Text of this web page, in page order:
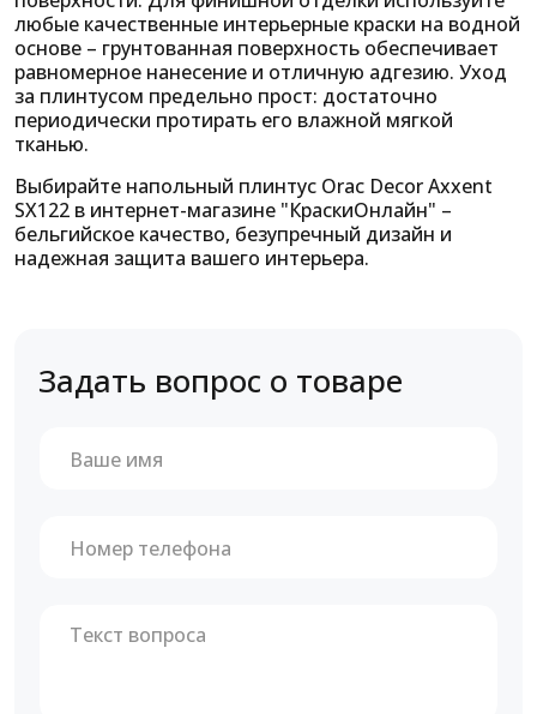
любые качественные интерьерные краски на водной
основе – грунтованная поверхность обеспечивает
равномерное нанесение и отличную адгезию. Уход
за плинтусом предельно прост: достаточно
периодически протирать его влажной мягкой
тканью.
Выбирайте напольный плинтус Orac Decor Axxent
SX122 в интернет-магазине "КраскиОнлайн" –
бельгийское качество, безупречный дизайн и
надежная защита вашего интерьера.
Задать вопрос о товаре